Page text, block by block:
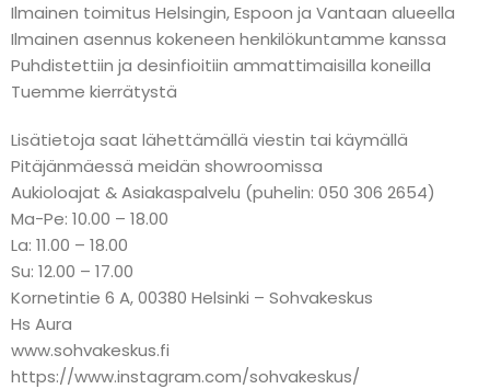
Ilmainen toimitus Helsingin, Espoon ja Vantaan alueella
Ilmainen asennus kokeneen henkilökuntamme kanssa
Puhdistettiin ja desinfioitiin ammattimaisilla koneilla
Tuemme kierrätystä
Lisätietoja saat lähettämällä viestin tai käymällä
Pitäjänmäessä meidän showroomissa
Aukioloajat & Asiakaspalvelu (puhelin: 050 306 2654)
Ma-Pe: 10.00 – 18.00
La: 11.00 – 18.00
Su: 12.00 – 17.00
Kornetintie 6 A, 00380 Helsinki – Sohvakeskus
Hs Aura
www.sohvakeskus.fi
https://www.instagram.com/sohvakeskus/